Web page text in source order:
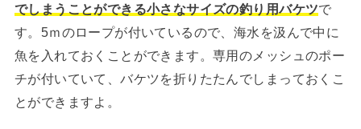
でしまうことができる小さなサイズの釣り用バケツで
す。5ｍのロープが付いているので、海水を汲んで中に
魚を入れておくことができます。専用のメッシュのポー
チが付いていて、バケツを折りたたんでしまっておくこ
とができますよ。